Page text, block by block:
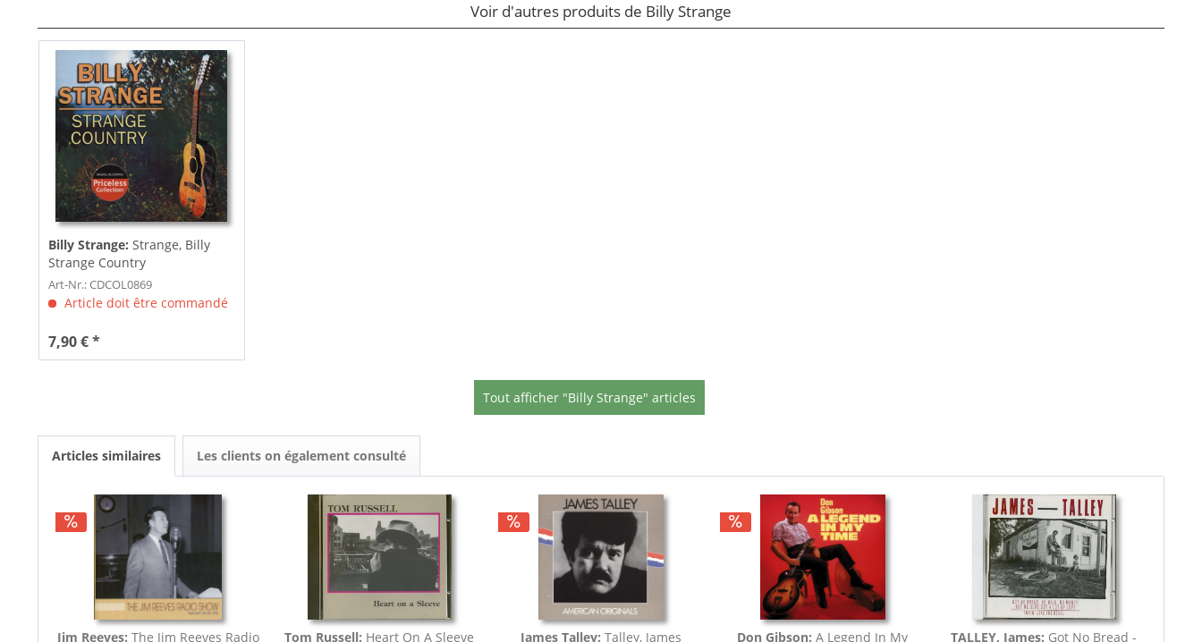
Voir d'autres produits de Billy Strange
Billy Strange: Strange, Billy
Strange Country
Art-Nr.: CDCOL0869
Article doit être commandé
7,90 € *
Tout afficher "Billy Strange" articles
Articles similaires Les clients on également consulté
Jim Reeves: The Jim Reeves Radio Tom Russell: Heart On A Sleeve James Talley: Talley, James Don Gibson:A Legend In My TALLEY, James: Got No Bread -